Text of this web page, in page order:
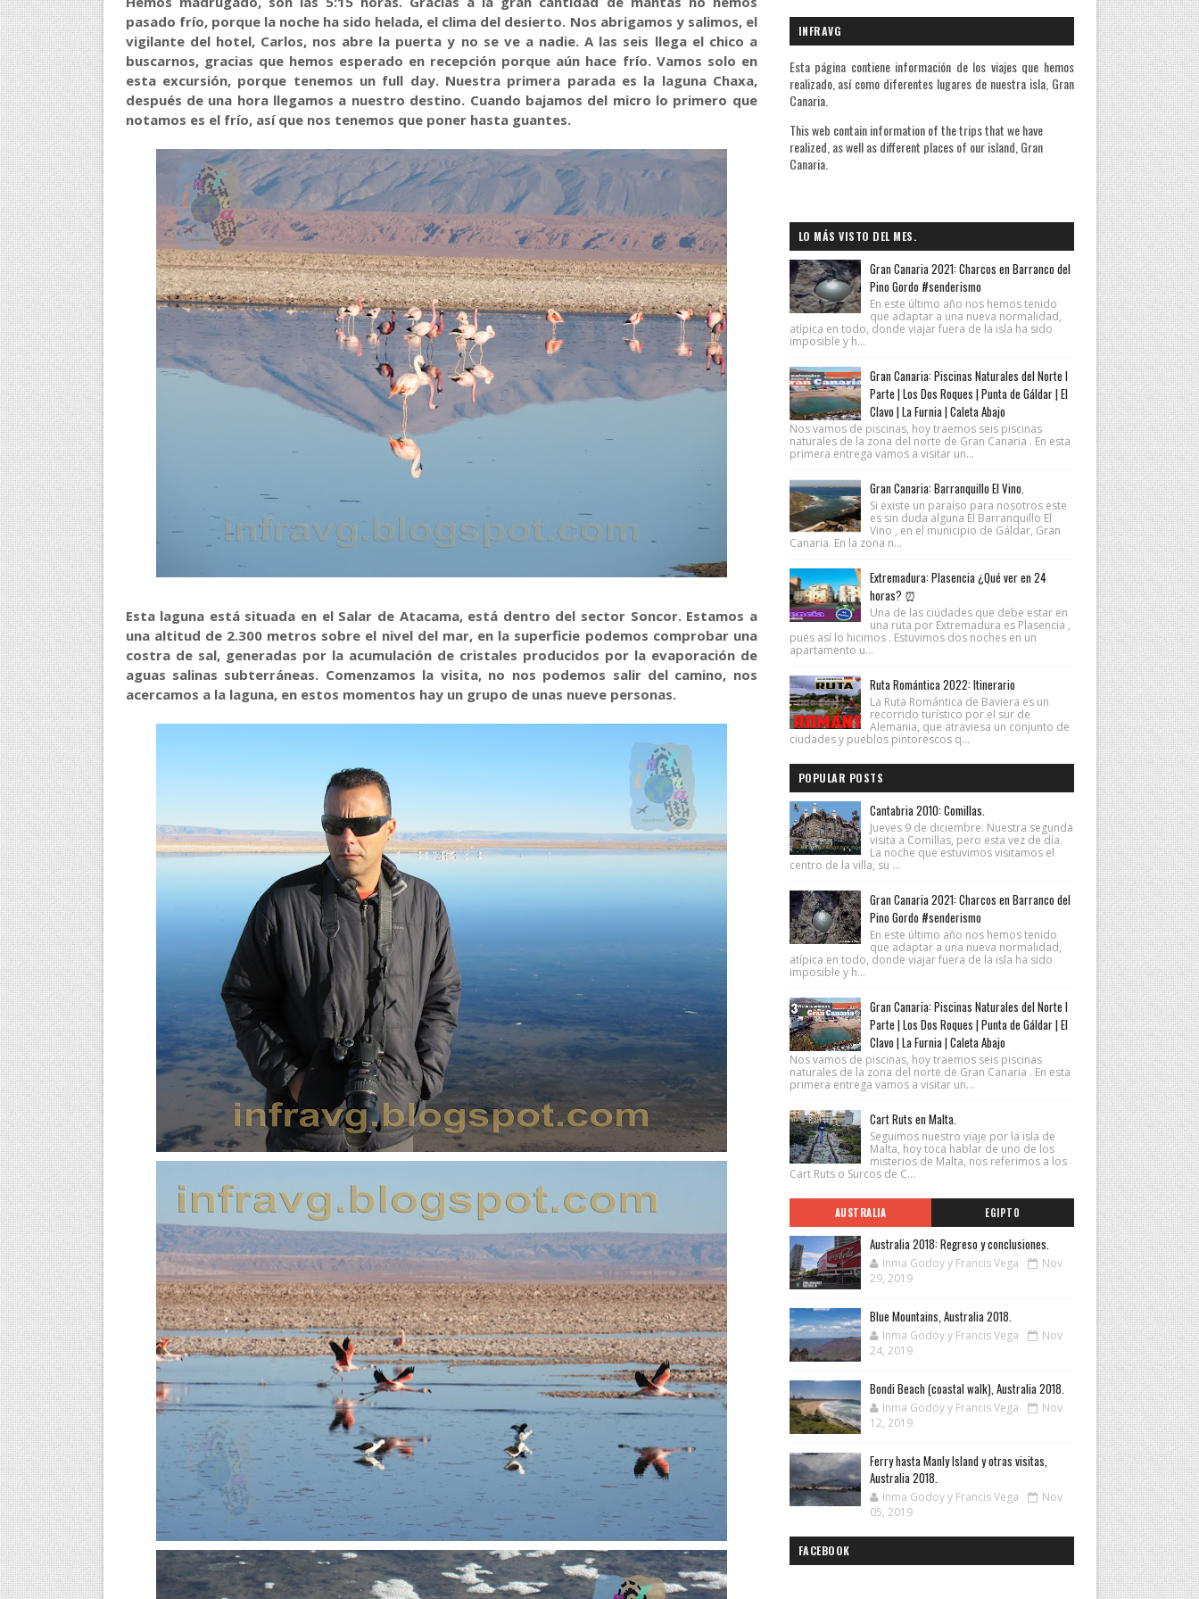
pasado frío, porque la noche ha sido helada, el clima del desierto. Nos abrigamos y salimos, el
vigilante del hotel, Carlos, nos abre la puerta y no se ve a nadie. A las seis llega el chico a
buscarnos, gracias que hemos esperado en recepción porque aún hace frío. Vamos solo en
esta excursión, porque tenemos un full day. Nuestra primera parada es la laguna Chaxa,
después de una hora llegamos a nuestro destino. Cuando bajamos del micro lo primero que
notamos es el frío, así que nos tenemos que poner hasta guantes.
Esta laguna está situada en el Salar de Atacama, está dentro del sector Soncor. Estamos a
una altitud de 2.300 metros sobre el nivel del mar, en la superficie podemos comprobar una
costra de sal, generadas por la acumulación de cristales producidos por la evaporación de
aguas salinas subterráneas. Comenzamos la visita, no nos podemos salir del camino, nos
acercamos a la laguna, en estos momentos hay un grupo de unas nueve personas.
INFRAVG
Esta página contiene información de los viajes que hemos
realizado, así como diferentes lugares de nuestra isla, Gran
Canaria.
This web contain information of the trips that we have
realized, as well as different places of our island, Gran
Canaria.
A quienes me preguntan la razón de
LO MÁS VISTO DEL MES.
Gran Canaria 2021: Charcos en Barranco del
Pino Gordo #senderismo
En este último año nos hemos tenido
que adaptar a una nueva normalidad,
atípica en todo, donde viajar fuera de la isla ha sido
imposible y h...
Gran Canaria: Piscinas Naturales del Norte I
Parte | Los Dos Roques | Punta de Gáldar | El
Clavo | La Furnia | Caleta Abajo
Nos vamos de piscinas, hoy traemos seis piscinas
naturales de la zona del norte de Gran Canaria . En esta
primera entrega vamos a visitar un...
Gran Canaria: Barranquillo El Vino.
Si existe un paraíso para nosotros este
es sin duda alguna El Barranquillo El
Vino , en el municipio de Gáldar, Gran
Canaria. En la zona n...
Extremadura: Plasencia ¿Qué ver en 24
horas? ⏰
Una de las ciudades que debe estar en
una ruta por Extremadura es Plasencia ,
pues así lo hicimos . Estuvimos dos noches en un
apartamento u...
Ruta Romántica 2022: Itinerario
La Ruta Romántica de Baviera es un
recorrido turístico por el sur de
Alemania, que atraviesa un conjunto de
ciudades y pueblos pintorescos q...
POPULAR POSTS
Cantabria 2010: Comillas.
Jueves 9 de diciembre. Nuestra segunda
visita a Comillas, pero esta vez de día.
La noche que estuvimos visitamos el
centro de la villa, su ...
Gran Canaria 2021: Charcos en Barranco del
Pino Gordo #senderismo
En este último año nos hemos tenido
que adaptar a una nueva normalidad,
atípica en todo, donde viajar fuera de la isla ha sido
imposible y h...
Gran Canaria: Piscinas Naturales del Norte I
Parte | Los Dos Roques | Punta de Gáldar | El
Clavo | La Furnia | Caleta Abajo
Nos vamos de piscinas, hoy traemos seis piscinas
naturales de la zona del norte de Gran Canaria . En esta
primera entrega vamos a visitar un...
Cart Ruts en Malta.
Seguimos nuestro viaje por la isla de
Malta, hoy toca hablar de uno de los
misterios de Malta, nos referimos a los
Cart Ruts o Surcos de C...
AUSTRALIA EGIPTO
Australia 2018: Regreso y conclusiones.
Inma Godoy y Francis Vega
Nov
29, 2019
Blue Mountains, Australia 2018.
Inma Godoy y Francis Vega
Nov
24, 2019
Bondi Beach (coastal walk), Australia 2018.
Inma Godoy y Francis Vega
Nov
12, 2019
Ferry hasta Manly Island y otras visitas,
Australia 2018.
Inma Godoy y Francis Vega
Nov
05, 2019
FACEBOOK